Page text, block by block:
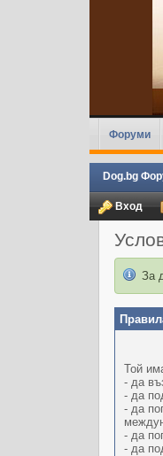
Форуми
Dog.bg
Вход
За
Той
- да
- да
- да
- да
- да